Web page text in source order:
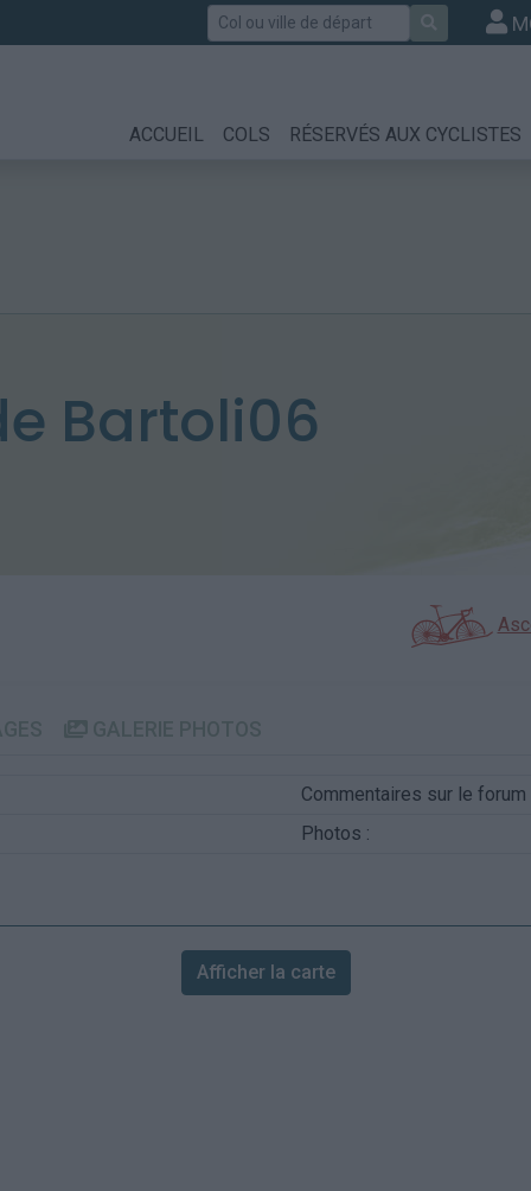
Rechercher
ACCUEIL COLS RÉSERVÉS AUX CYCLISTES
Bartoli06
Commentaires sur le forum
Photos :
Afficher la carte